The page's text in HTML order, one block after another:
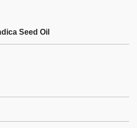
Seed Oil